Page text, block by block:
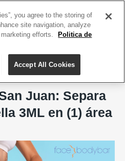
Juan: Separa
3ML en (1) área
you agree to the storing of
site navigation, analyze
efforts.
Politica de
Accept All Cookies